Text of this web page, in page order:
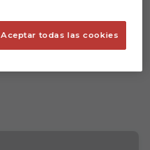
Aceptar todas las cookies